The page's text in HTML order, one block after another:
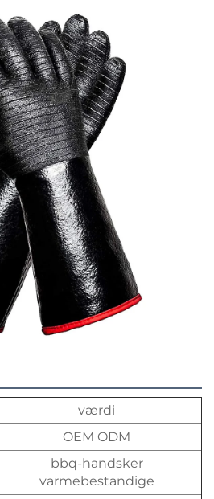
værdi
OEM ODM
bbq-handsker
varmebestandige